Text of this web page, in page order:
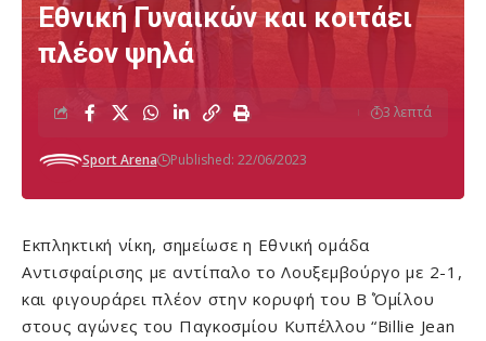
Εθνική Γυναικών και κοιτάει
πλέον ψηλά
Sport Arena Published: 22/06/2023
3 λεπτά
Εκπληκτική νίκη, σημείωσε η Εθνική ομάδα
Αντισφαίρισης με αντίπαλο το Λουξεμβούργο με 2-1,
και φιγουράρει πλέον στην κορυφή του Β΄ Όμίλου
στους αγώνες του Παγκοσμίου Κυπέλλου “Billie Jean